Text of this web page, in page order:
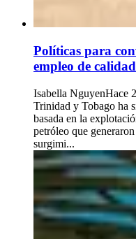
Políticas para
empleo de
Isabella NguyenHace
Trinidad y Tobago ha
basada en la
petróleo que
surgimi...